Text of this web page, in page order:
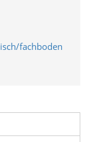
fachboden